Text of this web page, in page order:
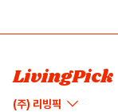
LivingPick
(주) 리빙픽